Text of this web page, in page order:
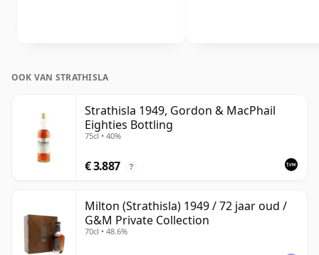
OOK VAN STRATHISLA
Strathisla 1949, Gordon & MacPhail
Eighties Bottling
75cl • 40%
€ 3.887 ?
Milton (Strathisla) 1949 / 72 jaar oud /
G&M Private Collection
70cl • 48.6%